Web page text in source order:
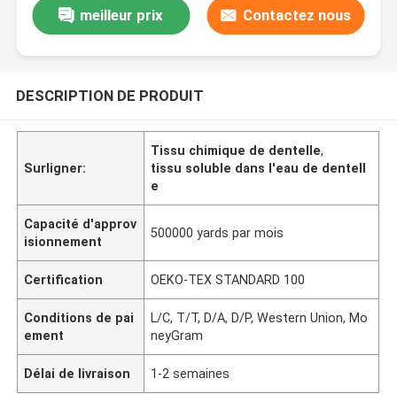
meilleur prix Contactez nous
DESCRIPTION DE PRODUIT
Surligner:
Tissu chimique de dentelle,
tissu soluble dans l'eau de dentell
e
Capacité d'approv
isionnement
500000 yards par mois
Certification OEKO-TEX STANDARD 100
Conditions de pai
ement
L/C, T/T, D/A, D/P, Western Union, Mo
neyGram
Délai de livraison 1-2 semaines